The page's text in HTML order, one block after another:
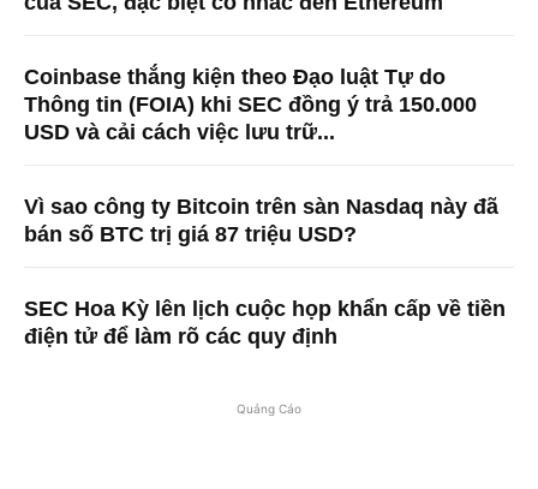
Coinbase thắng kiện theo Đạo luật Tự do
Thông tin (FOIA) khi SEC đồng ý trả 150.000
USD và cải cách việc lưu trữ...
Vì sao công ty Bitcoin trên sàn Nasdaq này đã
bán số BTC trị giá 87 triệu USD?
SEC Hoa Kỳ lên lịch cuộc họp khẩn cấp về tiền
điện tử để làm rõ các quy định
Quảng Cáo